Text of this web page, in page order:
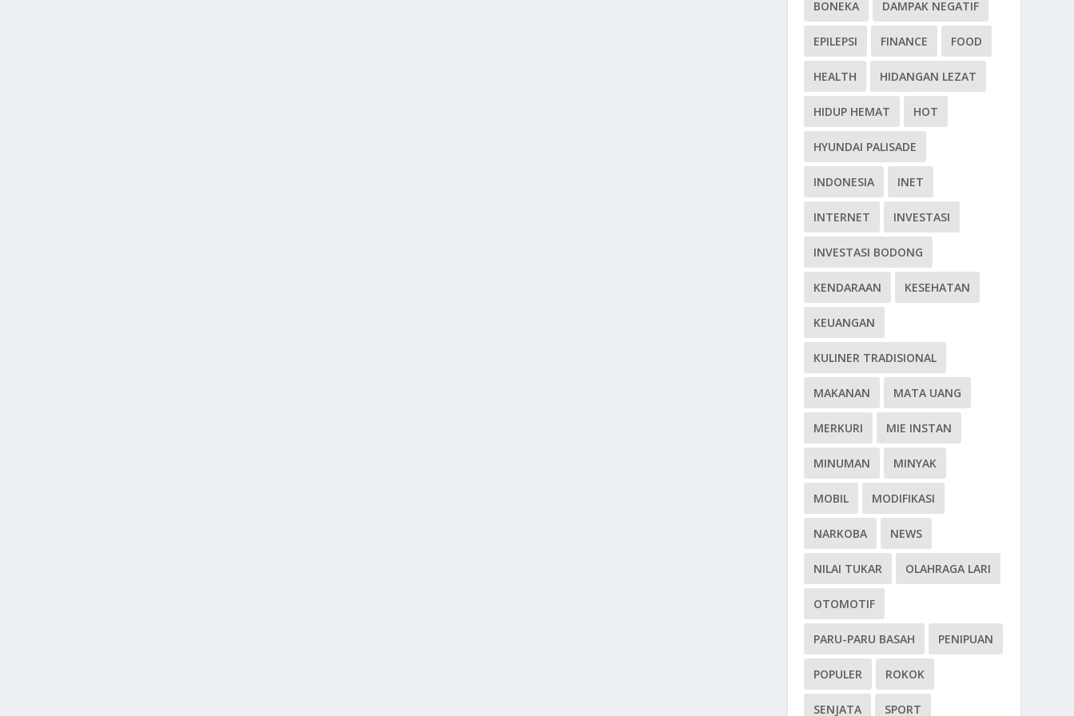
BONEKA DAMPAK NEGATIF
EPILEPSI FINANCE FOOD
HEALTH HIDANGAN LEZAT
HIDUP HEMAT HOT
HYUNDAI PALISADE
INDONESIA INET
INTERNET INVESTASI
INVESTASI BODONG
KENDARAAN KESEHATAN
KEUANGAN
KULINER TRADISIONAL
MAKANAN MATA UANG
MERKURI MIE INSTAN
MINUMAN MINYAK
MOBIL MODIFIKASI
NARKOBA NEWS
NILAI TUKAR OLAHRAGA LARI
OTOMOTIF
PARU-PARU BASAH PENIPUAN
POPULER ROKOK
SENJATA SPORT